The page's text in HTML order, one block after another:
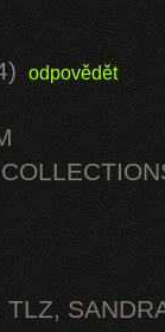
odpovědět
TLZ,